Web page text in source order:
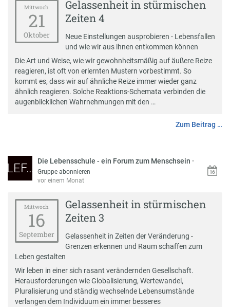
Mittwoch
21
Oktober
Gelassenheit in stürmischen
Zeiten 4
Neue Einstellungen ausprobieren - Lebensfallen
und wie wir aus ihnen entkommen können
Die Art und Weise, wie wir gewohnheitsmäßig auf äußere Reize
reagieren, ist oft von erlernten Mustern vorbestimmt. So
kommt es, dass wir auf ähnliche Reize immer wieder ganz
ähnlich reagieren. Solche Reaktions-Schemata verbinden die
augenblicklichen Wahrnehmungen mit den …
Zum Beitrag …
LEF… Die Lebensschule - ein Forum zum Menschsein ·
Gruppe abonnieren
vor einem Monat
Mittwoch
16
September
Gelassenheit in stürmischen
Zeiten 3
Gelassenheit in Zeiten der Veränderung -
Grenzen erkennen und Raum schaffen zum
Leben gestalten
Wir leben in einer sich rasant verändernden Gesellschaft.
Herausforderungen wie Globalisierung, Wertewandel,
Pluralisierung und ständig wechselnde Lebensumstände
verlangen dem Individuum ein immer besseres